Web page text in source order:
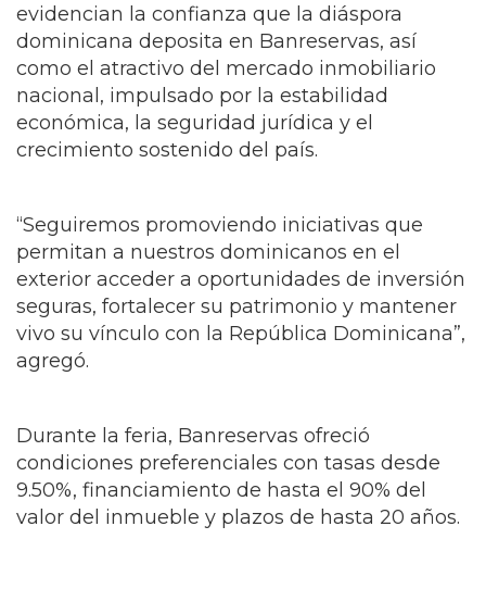
evidencian la confianza que la diáspora
dominicana deposita en Banreservas, así
como el atractivo del mercado inmobiliario
nacional, impulsado por la estabilidad
económica, la seguridad jurídica y el
crecimiento sostenido del país.
“Seguiremos promoviendo iniciativas que
permitan a nuestros dominicanos en el
exterior acceder a oportunidades de inversión
seguras, fortalecer su patrimonio y mantener
vivo su vínculo con la República Dominicana”,
agregó.
Durante la feria, Banreservas ofreció
condiciones preferenciales con tasas desde
9.50%, financiamiento de hasta el 90% del
valor del inmueble y plazos de hasta 20 años.